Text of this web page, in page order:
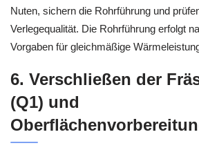
Nuten, sichern die Rohrführung und
Verlegequalität. Die Rohrführung erfolgt
Vorgaben für gleichmäßige
6. Verschließen der
(Q1) und